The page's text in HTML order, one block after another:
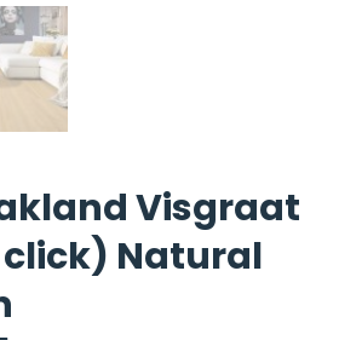
Visgraat
click) Natural